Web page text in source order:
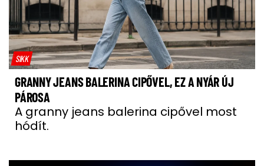
SIKK
GRANNY JEANS BALERINA CIPŐVEL, EZ A NYÁR ÚJ
PÁROSA
A granny jeans balerina cipővel most
hódít.